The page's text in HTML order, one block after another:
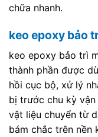
chữa nhanh.
keo epoxy bảo
keo epoxy bảo trì
thành phần được
hồi cục bộ, xử lý
bị trước chu kỳ
vật liệu chuyển từ
bám chắc trên nền